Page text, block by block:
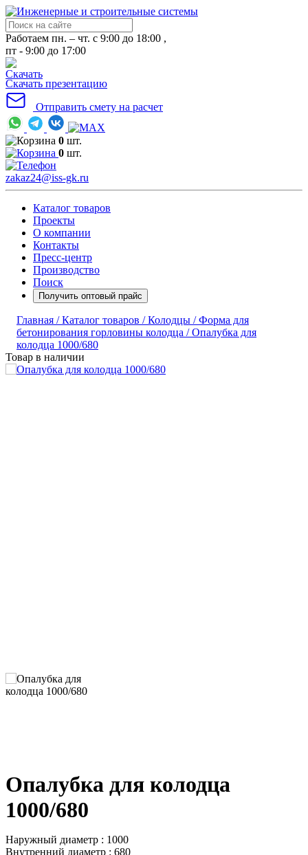
Работаем пн. – чт. с 9:00 до 18:00 ,
пт - 9:00 до 17:00
Скачать презентацию
Отправить смету на расчет
0 шт.
0 шт.
zakaz24@iss-gk.ru
Каталог товаров
Проекты
О компании
Контакты
Пресс-центр
Производство
Поиск
Получить оптовый прайс
Главная /Каталог товаров /Колодцы /Форма для
бетонирования горловины колодца /Опалубка для
колодца 1000/680
Товар в наличии
Опалубка для колодца
1000/680
Наружный диаметр : 1000
Внутренний диаметр : 680